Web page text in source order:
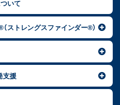
いて
ストレングスファインダー®）
支援